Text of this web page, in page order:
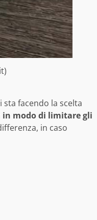
facendo la scelta
in modo di limitare gli
in caso